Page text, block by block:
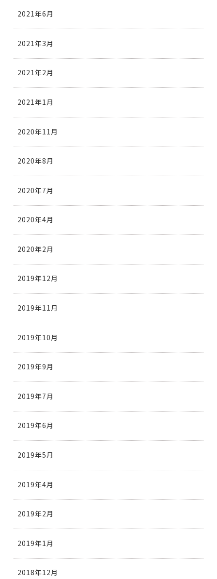
2021年6月
2021年3月
2021年2月
2021年1月
2020年11月
2020年8月
2020年7月
2020年4月
2020年2月
2019年12月
2019年11月
2019年10月
2019年9月
2019年7月
2019年6月
2019年5月
2019年4月
2019年2月
2019年1月
2018年12月